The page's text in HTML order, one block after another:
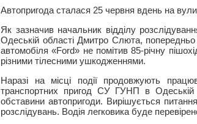
Автопригода сталася 25 червня вдень на
Як зазначив начальник відділу
Одеській області Дмитро Слюта,
автомобіля «Ford» не помітив 85-річну
різними тілесними ушкодженнями.
Наразі на місці події продовжують
транспортних пригод СУ ГУНП в Одеській
обставини автопригоди. Вирішується
розслідувань. Водія легковика буде